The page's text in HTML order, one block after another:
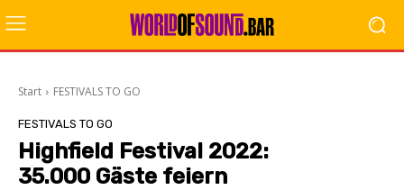
Start FESTIVALS TO GO
FESTIVALS TO GO
Highfield Festival 2022:
35.000 Gäste feiern